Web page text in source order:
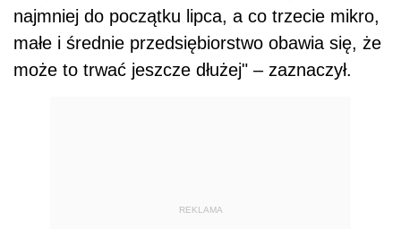
najmniej do początku lipca, a co trzecie mikro,
małe i średnie przedsiębiorstwo obawia się, że
może to trwać jeszcze dłużej" – zaznaczył.
REKLAMA